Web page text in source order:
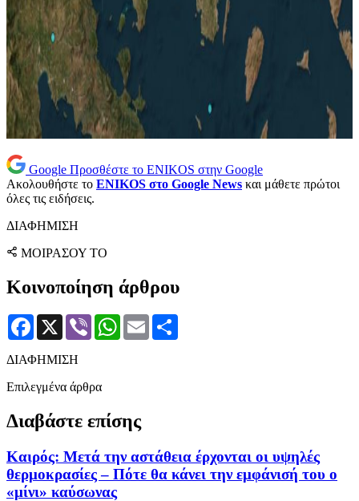
Google Προσθέστε το ENIKOS στην Google
Ακολουθήστε το ENIKOS στο Google News και μάθετε πρώτοι
όλες τις ειδήσεις.
ΔΙΑΦΗΜΙΣΗ
ΜΟΙΡΑΣΟΥ ΤΟ
Κοινοποίηση άρθρου
Facebook
X Viber WhatsApp
Email
ΔΙΑΦΗΜΙΣΗ
Επιλεγμένα άρθρα
Διαβάστε επίσης
Καιρός: Μετά την αστάθεια έρχονται οι υψηλές
θερμοκρασίες – Πότε θα κάνει την εμφάνισή του ο
«μίνι» καύσωνας